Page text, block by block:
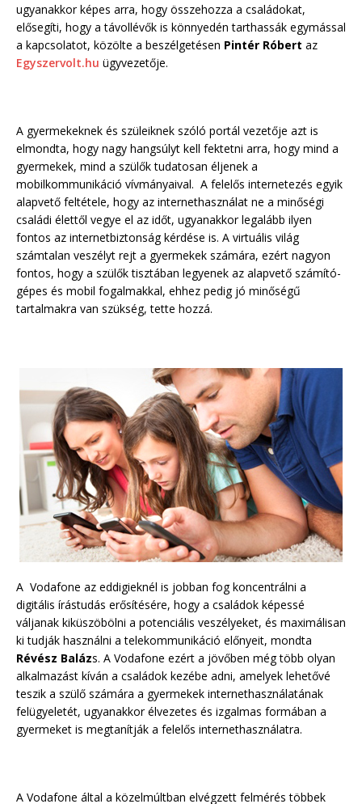
ugyanakkor képes arra, hogy összehozza a családokat,
elősegíti, hogy a távollévők is könnyedén tarthassák egymással
a kapcsolatot, közölte a beszélgetésen Pintér Róbert az
Egyszervolt.hu ügyvezetője.
A gyermekeknek és szüleiknek szóló portál vezetője azt is
elmondta, hogy nagy hangsúlyt kell fektetni arra, hogy mind a
gyermekek, mind a szülők tudatosan éljenek a
mobilkommunikáció vívmányaival. A felelős internetezés egyik
alapvető feltétele, hogy az internethasználat ne a minőségi
családi élettől vegye el az időt, ugyanakkor legalább ilyen
fontos az internetbiztonság kérdése is. A vir­tu­á­lis világ
számtalan veszélyt rejt a gyermekek számára, ezért nagyon
fon­tos, hogy a szülők tisz­tá­ban legyenek az alap­vető szá­mí­tó­
gé­pes és mobil fogal­mak­kal, ehhez pedig jó minőségű
tartalmakra van szükség, tette hozzá.
A Vodafone az eddigieknél is jobban fog koncentrálni a
digitális írástudás erősítésére, hogy a családok képessé
váljanak kiküszöbölni a potenciális veszélyeket, és maximálisan
ki tudják használni a telekommunikáció előnyeit, mondta
Révész Balázs. A Vodafone ezért a jövőben még több olyan
alkalmazást kíván a családok kezébe adni, amelyek lehetővé
teszik a szülő számára a gyermekek internethasználatának
felügyeletét, ugyanakkor élvezetes és izgalmas formában a
gyermeket is megtanítják a felelős internethasználatra.
A Vodafone által a közelmúltban elvégzett felmérés többek